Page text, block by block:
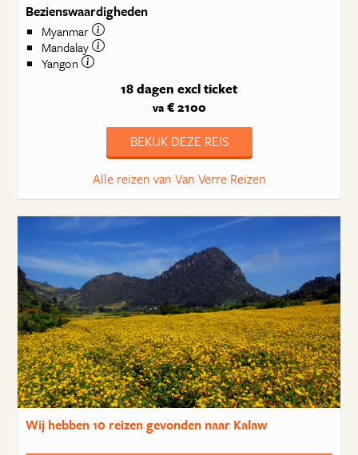
Bezienswaardigheden
Myanmar
Mandalay
Yangon
18 dagen excl ticket
va€ 2100
BEKIJK DEZE REIS
Alle reizen van Van Verre Reizen
Wij hebben10 reizengevonden naar Kalaw